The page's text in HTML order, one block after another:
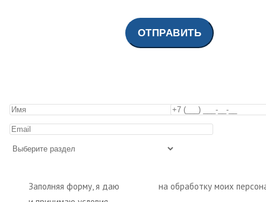
Заполняя форму, я даю
на обработку моих